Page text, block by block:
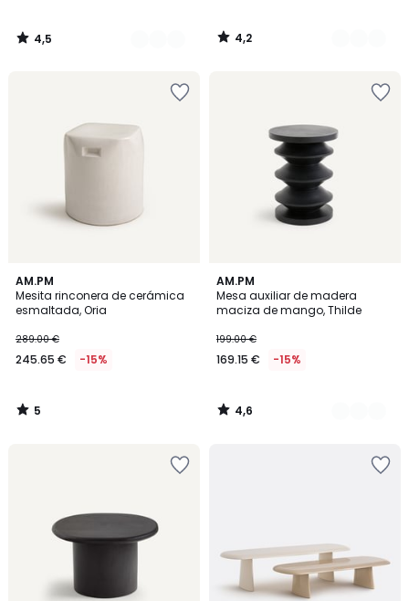
de
189.00
4,5
/
4,2
/
AM.PM
Mesita rinconera de cerámica
esmaltada, Oria
289.00 €
245.65 € -15%
5
/
5
5
/
AM.PM
Mesa auxiliar de madera
maciza de mango, Thilde
199.00 €
169.15 € -15%
4,6
/ 5
3
Colores
4,6
/